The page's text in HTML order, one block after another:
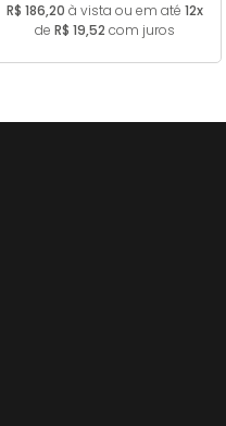
R$ 186,20 à vista ou em até 12x
de R$ 19,52 com juros